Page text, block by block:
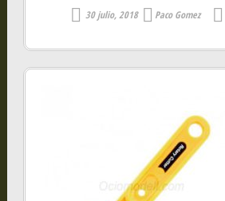
30 julio, 2018 Paco Gomez